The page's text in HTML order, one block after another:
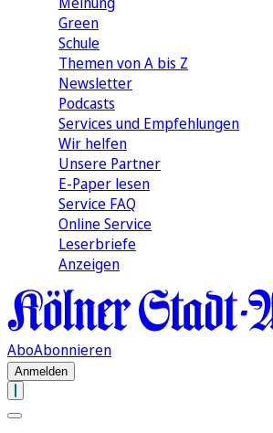
Green
Schule
Themen von A bis Z
Newsletter
Podcasts
Services und Empfehlungen
Wir helfen
Unsere Partner
E-Paper lesen
Service FAQ
Online Service
Leserbriefe
Anzeigen
AboAbonnieren
Anmelden